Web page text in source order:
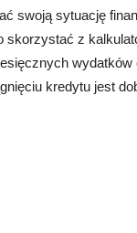
swoją sytuację
z
kredytu jest